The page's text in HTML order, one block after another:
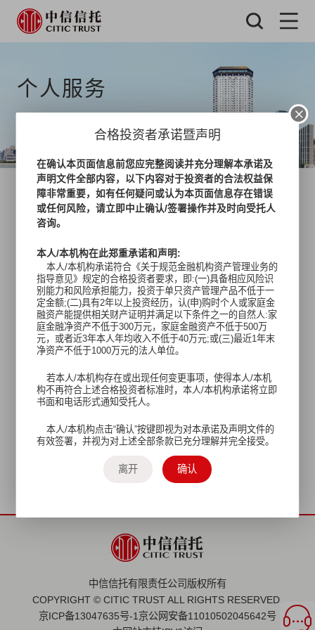
个人服务
当前位置: 个人服务 > 资产配置 > 固定收益类
产品搜索:
查看产品需完成《合格投资者自声明》
更多服务请联系您的专属客户经理
或拨打我司客服热线 400-10-95558
中信信托有限责任公司版权所有
COPYRIGHT © CITIC TRUST ALL RIGHTS RESERVED.
京ICP备13047635号-1 京公网安备11010502045642号
合格投资者承诺暨声明
在确认本页面信息前您应完整阅读并充分理解本承诺及
声明文件全部内容，以下内容对于投资者的合法权益保
障非常重要，如有任何疑问或认为本页面信息存在错误
或任何风险，请立即中止确认/签署操作并及时向受托人
咨询。
本人/本机构在此郑重承诺和声明:
本人/本机构承诺符合《关于规范金融机构资产管理业务的
指导意见》规定的合格投资者要求，即:(一)具备相应风险识
别能力和风险承担能力，投资于单只资产管理产品不低于一
定金额;(二)具有2年以上投资经历，认(申)购时个人或家庭金
融资产能提供相关财产证明并满足以下条件之一的自然人:家
庭金融净资产不低于300万元，家庭金融资产不低于500万
元，或者近3年本人年均收入不低于40万元;或(三)最近1年末
净资产不低于1000万元的法人单位。
若本人/本机构存在或出现任何变更事项，使得本人/本机
构不再符合上述合格投资者标准时，本人/本机构承诺将立即
书面和电话形式通知受托人。
本人/本机构点击“确认”按键即视为对本承诺及声明文件的
有效签署，并视为对上述全部条款已充分理解并完全接受。
离开 确认